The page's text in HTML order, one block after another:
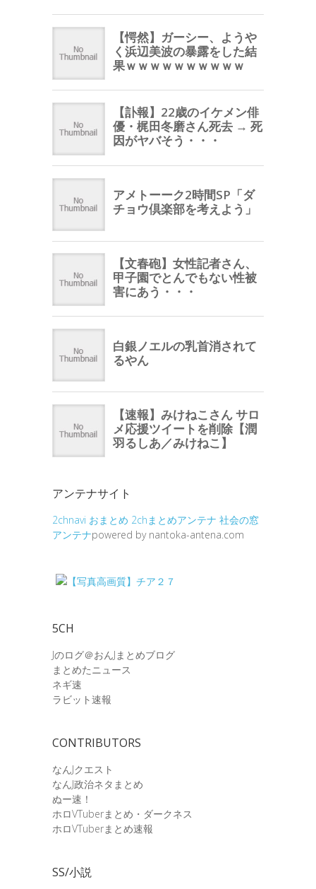
アンテナサイト
2chnavi おまとめ 2chまとめアンテナ 社会の窓
アンテナpowered by nantoka-antena.com
5CH
Jのログ＠おんJまとめブログ
まとめたニュース
ネギ速
ラビット速報
CONTRIBUTORS
なんJクエスト
なんJ政治ネタまとめ
ぬー速！
ホロVTuberまとめ・ダークネス
ホロVTuberまとめ速報
SS/小説